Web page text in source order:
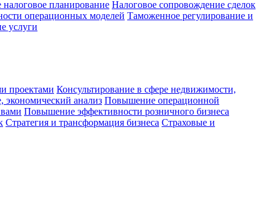
планирование Налоговое сопровождение сделок
операционных моделей Таможенное регулирование и
услуги
проектами Консультирование в сфере недвижимости,
экономический анализ Повышение операционной
Повышение эффективности розничного бизнеса
Стратегия и трансформация бизнеса Страховые и